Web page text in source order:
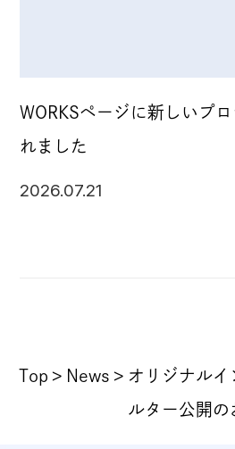
WORKSページに新しいプ
れました
2026.07.21
Top News
オリジナルイ
ルター公開の